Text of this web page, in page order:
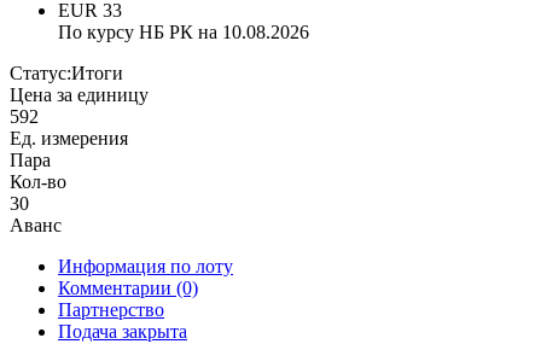
EUR 33
По курсу НБ РК на 10.08.2026
Статус:Итоги
Цена за единицу
592
Ед. измерения
Пара
Кол-во
30
Аванс
Информация по лоту
Комментарии (0)
Партнерство
Подача закрыта